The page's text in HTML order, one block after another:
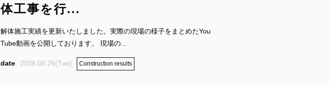
体工事を行...
解体施工実績を更新いたしました。実際の現場の様子をまとめたYou
Tube動画を公開しております。 現場の...
2026.05.26(Tue) Construction results